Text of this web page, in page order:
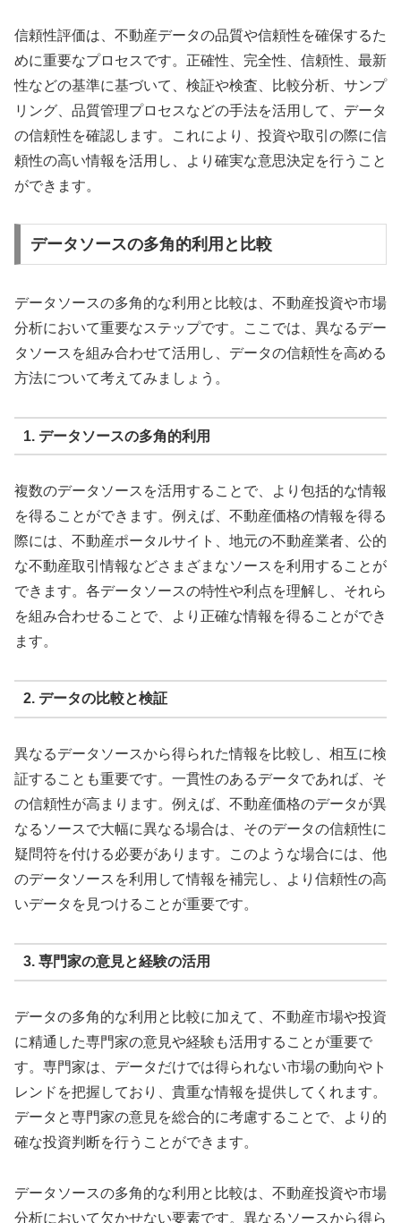
信頼性評価は、不動産データの品質や信頼性を確保するた
めに重要なプロセスです。正確性、完全性、信頼性、最新
性などの基準に基づいて、検証や検査、比較分析、サンプ
リング、品質管理プロセスなどの手法を活用して、データ
の信頼性を確認します。これにより、投資や取引の際に信
頼性の高い情報を活用し、より確実な意思決定を行うこと
ができます。
データソースの多角的利用と比較
データソースの多角的な利用と比較は、不動産投資や市場
分析において重要なステップです。ここでは、異なるデー
タソースを組み合わせて活用し、データの信頼性を高める
方法について考えてみましょう。
1. データソースの多角的利用
複数のデータソースを活用することで、より包括的な情報
を得ることができます。例えば、不動産価格の情報を得る
際には、不動産ポータルサイト、地元の不動産業者、公的
な不動産取引情報などさまざまなソースを利用することが
できます。各データソースの特性や利点を理解し、それら
を組み合わせることで、より正確な情報を得ることができ
ます。
2. データの比較と検証
異なるデータソースから得られた情報を比較し、相互に検
証することも重要です。一貫性のあるデータであれば、そ
の信頼性が高まります。例えば、不動産価格のデータが異
なるソースで大幅に異なる場合は、そのデータの信頼性に
疑問符を付ける必要があります。このような場合には、他
のデータソースを利用して情報を補完し、より信頼性の高
いデータを見つけることが重要です。
3. 専門家の意見と経験の活用
データの多角的な利用と比較に加えて、不動産市場や投資
に精通した専門家の意見や経験も活用することが重要で
す。専門家は、データだけでは得られない市場の動向やト
レンドを把握しており、貴重な情報を提供してくれます。
データと専門家の意見を総合的に考慮することで、より的
確な投資判断を行うことができます。
データソースの多角的な利用と比較は、不動産投資や市場
分析において欠かせない要素です。異なるソースから得ら